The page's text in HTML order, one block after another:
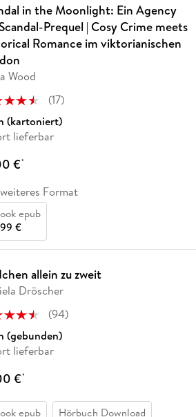
in the Moonlight: Ein Agency
Prequel | Cosy Crime meets
Romance im viktorianischen
Wood
(17)
(kartoniert)
lieferbar
€*
Format
epub
€
allein zu zweit
Dröscher
(94)
(gebunden)
lieferbar
€*
epub Hörbuch Download